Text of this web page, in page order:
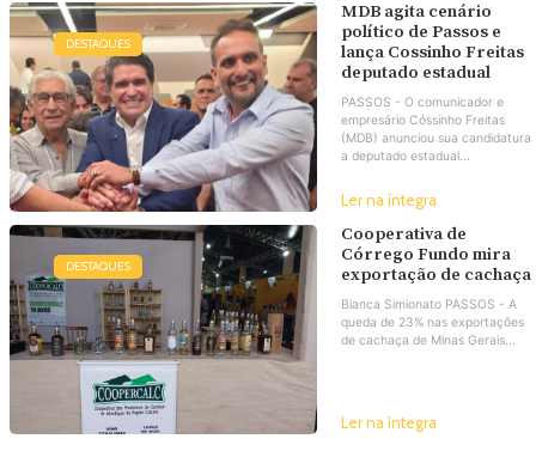
DESTAQUES
MDB agita cenário
político de Passos e
lança Cossinho Freitas
deputado estadual
PASSOS - O comunicador e
empresário Cóssinho Freitas
(MDB) anunciou sua candidatura
a deputado estadual...
Ler na íntegra
DESTAQUES
Cooperativa de
Córrego Fundo mira
exportação de cachaça
Bianca Simionato PASSOS - A
queda de 23% nas exportações
de cachaça de Minas Gerais...
Ler na íntegra